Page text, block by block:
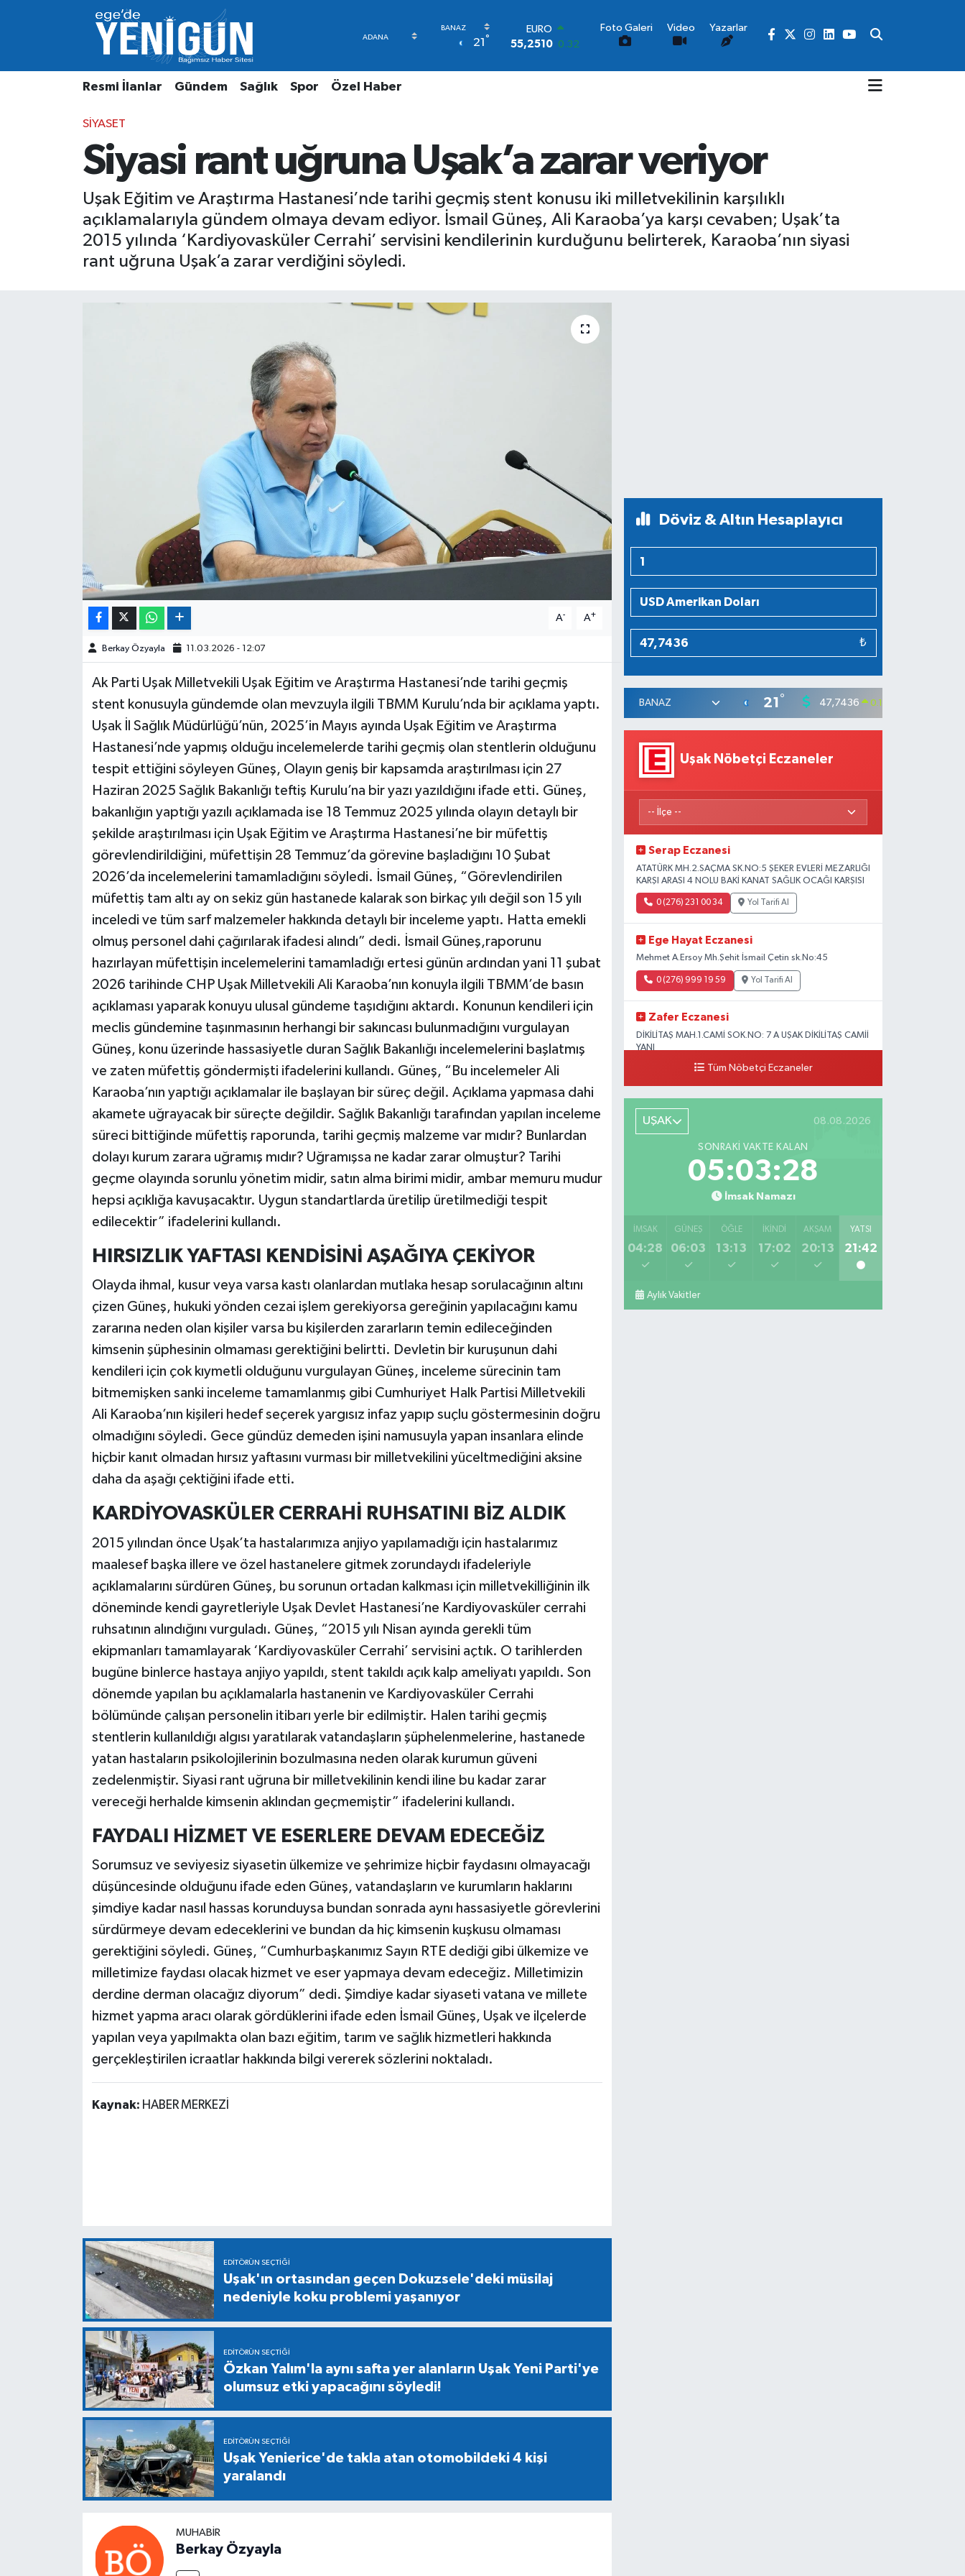
21 °
STERLİN
64,4811 0.38
6648.99 2.59
47,7436
0.18
55,2510 0.32
Foto Galeri Video Yazarlar
Resmi İlanlar Gündem Sağlık Spor Özel Haber
SIYASET
Siyasi rant uğruna Uşak’a zarar veriyor
Uşak Eğitim ve Araştırma Hastanesi’nde tarihi geçmiş stent konusu iki milletvekilinin karşılıklı
açıklamalarıyla gündem olmaya devam ediyor. İsmail Güneş, Ali Karaoba’ya karşı cevaben; Uşak’ta
2015 yılında ‘Kardiyovasküler Cerrahi’ servisini kendilerinin kurduğunu belirterek, Karaoba’nın siyasi
rant uğruna Uşak’a zarar verdiğini söyledi.
A- A+
Berkay Özyayla 11.03.2026 - 12:07
Ak Parti Uşak Milletvekili Uşak Eğitim ve Araştırma Hastanesi’nde tarihi geçmiş
stent konusuyla gündemde olan mevzuyla ilgili TBMM Kurulu’nda bir açıklama yaptı.
Uşak İl Sağlık Müdürlüğü’nün, 2025’in Mayıs ayında Uşak Eğitim ve Araştırma
Hastanesi’nde yapmış olduğu incelemelerde tarihi geçmiş olan stentlerin olduğunu
tespit ettiğini söyleyen Güneş, Olayın geniş bir kapsamda araştırılması için 27
Haziran 2025 Sağlık Bakanlığı teftiş Kurulu’na bir yazı yazıldığını ifade etti. Güneş,
bakanlığın yaptığı yazılı açıklamada ise 18 Temmuz 2025 yılında olayın detaylı bir
şekilde araştırılması için Uşak Eğitim ve Araştırma Hastanesi’ne bir müfettiş
görevlendirildiğini, müfettişin 28 Temmuz’da görevine başladığını 10 Şubat
2026’da incelemelerini tamamladığını söyledi. İsmail Güneş, “Görevlendirilen
müfettiş tam altı ay on sekiz gün hastanede kalarak son birkaç yılı değil son 15 yılı
inceledi ve tüm sarf malzemeler hakkında detaylı bir inceleme yaptı. Hatta emekli
olmuş personel dahi çağırılarak ifadesi alındı” dedi. İsmail Güneş,raporunu
hazırlayan müfettişin incelemelerini tamamladığı ertesi günün ardından yani 11 şubat
2026 tarihinde CHP Uşak Milletvekili Ali Karaoba’nın konuyla ilgili TBMM’de basın
açıklaması yaparak konuyu ulusal gündeme taşıdığını aktardı. Konunun kendileri için
meclis gündemine taşınmasının herhangi bir sakıncası bulunmadığını vurgulayan
Güneş, konu üzerinde hassasiyetle duran Sağlık Bakanlığı incelemelerini başlatmış
ve zaten müfettiş göndermişti ifadelerini kullandı. Güneş, “Bu incelemeler Ali
Karaoba’nın yaptığı açıklamalar ile başlayan bir süreç değil. Açıklama yapmasa dahi
akamete uğrayacak bir süreçte değildir. Sağlık Bakanlığı tarafından yapılan inceleme
süreci bittiğinde müfettiş raporunda, tarihi geçmiş malzeme var mıdır? Bunlardan
dolayı kurum zarara uğramış mıdır? Uğramışsa ne kadar zarar olmuştur? Tarihi
geçme olayında sorunlu yönetim midir, satın alma birimi midir, ambar memuru mudur
hepsi açıklığa kavuşacaktır. Uygun standartlarda üretilip üretilmediği tespit
edilecektir” ifadelerini kullandı.
HIRSIZLIK YAFTASI KENDİSİNİ AŞAĞIYA ÇEKİYOR
Olayda ihmal, kusur veya varsa kastı olanlardan mutlaka hesap sorulacağının altını
çizen Güneş, hukuki yönden cezai işlem gerekiyorsa gereğinin yapılacağını kamu
zararına neden olan kişiler varsa bu kişilerden zararların temin edileceğinden
kimsenin şüphesinin olmaması gerektiğini belirtti. Devletin bir kuruşunun dahi
kendileri için çok kıymetli olduğunu vurgulayan Güneş, inceleme sürecinin tam
bitmemişken sanki inceleme tamamlanmış gibi Cumhuriyet Halk Partisi Milletvekili
Ali Karaoba’nın kişileri hedef seçerek yargısız infaz yapıp suçlu göstermesinin doğru
olmadığını söyledi. Gece gündüz demeden işini namusuyla yapan insanlara elinde
hiçbir kanıt olmadan hırsız yaftasını vurması bir milletvekilini yüceltmediğini aksine
daha da aşağı çektiğini ifade etti.
KARDİYOVASKÜLER CERRAHİ RUHSATINI BİZ ALDIK
2015 yılından önce Uşak’ta hastalarımıza anjiyo yapılamadığı için hastalarımız
maalesef başka illere ve özel hastanelere gitmek zorundaydı ifadeleriyle
açıklamalarını sürdüren Güneş, bu sorunun ortadan kalkması için milletvekilliğinin ilk
döneminde kendi gayretleriyle Uşak Devlet Hastanesi’ne Kardiyovasküler cerrahi
ruhsatının alındığını vurguladı. Güneş, “2015 yılı Nisan ayında gerekli tüm
ekipmanları tamamlayarak ‘Kardiyovasküler Cerrahi’ servisini açtık. O tarihlerden
bugüne binlerce hastaya anjiyo yapıldı, stent takıldı açık kalp ameliyatı yapıldı. Son
dönemde yapılan bu açıklamalarla hastanenin ve Kardiyovasküler Cerrahi
bölümünde çalışan personelin itibarı yerle bir edilmiştir. Halen tarihi geçmiş
stentlerin kullanıldığı algısı yaratılarak vatandaşların şüphelenmelerine, hastanede
yatan hastaların psikolojilerinin bozulmasına neden olarak kurumun güveni
zedelenmiştir. Siyasi rant uğruna bir milletvekilinin kendi iline bu kadar zarar
vereceği herhalde kimsenin aklından geçmemiştir” ifadelerini kullandı.
FAYDALI HİZMET VE ESERLERE DEVAM EDECEĞİZ
Sorumsuz ve seviyesiz siyasetin ülkemize ve şehrimize hiçbir faydasını olmayacağı
düşüncesinde olduğunu ifade eden Güneş, vatandaşların ve kurumların haklarını
şimdiye kadar nasıl hassas korunduysa bundan sonrada aynı hassasiyetle görevlerini
sürdürmeye devam edeceklerini ve bundan da hiç kimsenin kuşkusu olmaması
gerektiğini söyledi. Güneş, “Cumhurbaşkanımız Sayın RTE dediği gibi ülkemize ve
milletimize faydası olacak hizmet ve eser yapmaya devam edeceğiz. Milletimizin
derdine derman olacağız diyorum” dedi. Şimdiye kadar siyaseti vatana ve millete
hizmet yapma aracı olarak gördüklerini ifade eden İsmail Güneş, Uşak ve ilçelerde
yapılan veya yapılmakta olan bazı eğitim, tarım ve sağlık hizmetleri hakkında
gerçekleştirilen icraatlar hakkında bilgi vererek sözlerini noktaladı.
Kaynak: HABER MERKEZİ
EDITÖRÜN SEÇTIĞI
Uşak'ın ortasından geçen Dokuzsele'deki müsilaj
nedeniyle koku problemi yaşanıyor
EDITÖRÜN SEÇTIĞI
Özkan Yalım'la aynı safta yer alanların Uşak Yeni Parti'ye
olumsuz etki yapacağını söyledi!
EDITÖRÜN SEÇTIĞI
Uşak Yenierice'de takla atan otomobildeki 4 kişi
yaralandı
MUHABIR
Berkay Özyayla
Döviz & Altın Hesaplayıcı
₺
21 ° 47,7436 0.18
Uşak Nöbetçi Eczaneler
Serap Eczanesi
ATATÜRK MH.2.SAÇMA SK.NO:5 ŞEKER EVLERİ MEZARLIĞI
KARŞI ARASI 4 NOLU BAKİ KANAT SAĞLIK OCAĞI KARŞISI
0 (276) 231 00 34 Yol Tarifi Al
Ege Hayat Eczanesi
Mehmet A.Ersoy Mh.Şehit İsmail Çetin sk.No:45
0 (276) 999 19 59 Yol Tarifi Al
Zafer Eczanesi
DİKİLİTAŞ MAH.1.CAMİ SOK.NO: 7 A UŞAK DİKİLİTAŞ CAMİİ
YANI
0 (276) 223 12 53 Yol Tarifi Al
Tüm Nöbetçi Eczaneler
UŞAK 08.08.2026
SONRAKI VAKTE KALAN
05:03:27
İmsak Namazı
İMSAK
04:28
GÜNEŞ
06:03
ÖĞLE
13:13
İKINDI
17:02
AKŞAM
20:13
YATSI
21:42
Aylık Vakitler
Resmi İlanlar
Gündem
Özel Haber
Beyoğlu Nöbetçi Eczaneler
Beyoğlu Hava Durumu
Beyoğlu Trafik Yoğunluk Haritası
Süper Lig Puan Durumu ve Fikstür
Tüm Manşetler
Son Dakika Haberleri